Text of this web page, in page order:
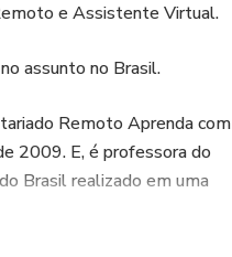
e Assistente Virtual.
assunto no Brasil.
Remoto Aprenda com
2009. E, é professora do
Brasil realizado em uma